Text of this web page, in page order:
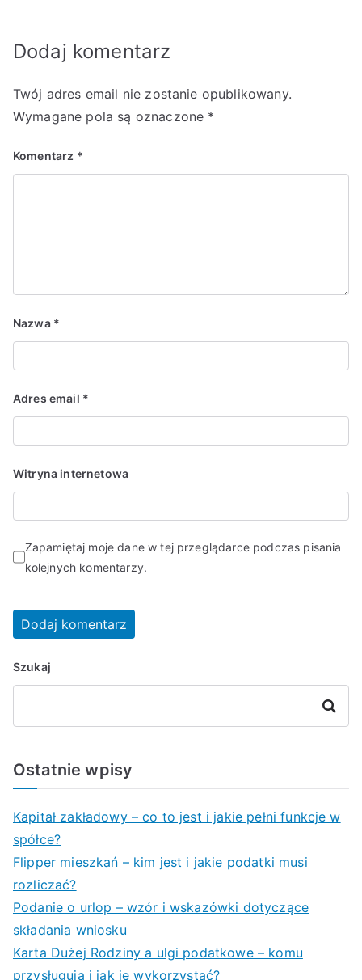
Dodaj komentarz
Twój adres email nie zostanie opublikowany.
Wymagane pola są oznaczone *
Komentarz *
Nazwa *
Adres email *
Witryna internetowa
Zapamiętaj moje dane w tej przeglądarce podczas pisania
kolejnych komentarzy.
Szukaj
Szukaj
Ostatnie wpisy
Kapitał zakładowy – co to jest i jakie pełni funkcje w
spółce?
Flipper mieszkań – kim jest i jakie podatki musi
rozliczać?
Podanie o urlop – wzór i wskazówki dotyczące
składania wniosku
Karta Dużej Rodziny a ulgi podatkowe – komu
przysługują i jak je wykorzystać?